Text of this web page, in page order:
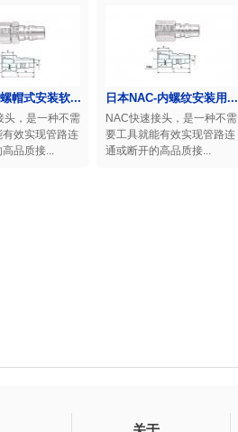
帽式安装软...
头，是一种不需
效实现管路连
品质接...
日本NAC-内螺纹安装用...
NAC快速接头，是一种不需
要工具就能有效实现管路连
通或断开的高品质接...